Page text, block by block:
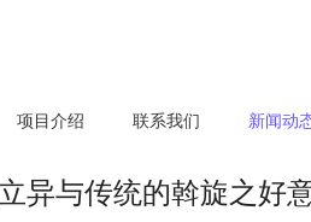
项目介绍 联系我们 新闻动
异与传统的斡旋之好